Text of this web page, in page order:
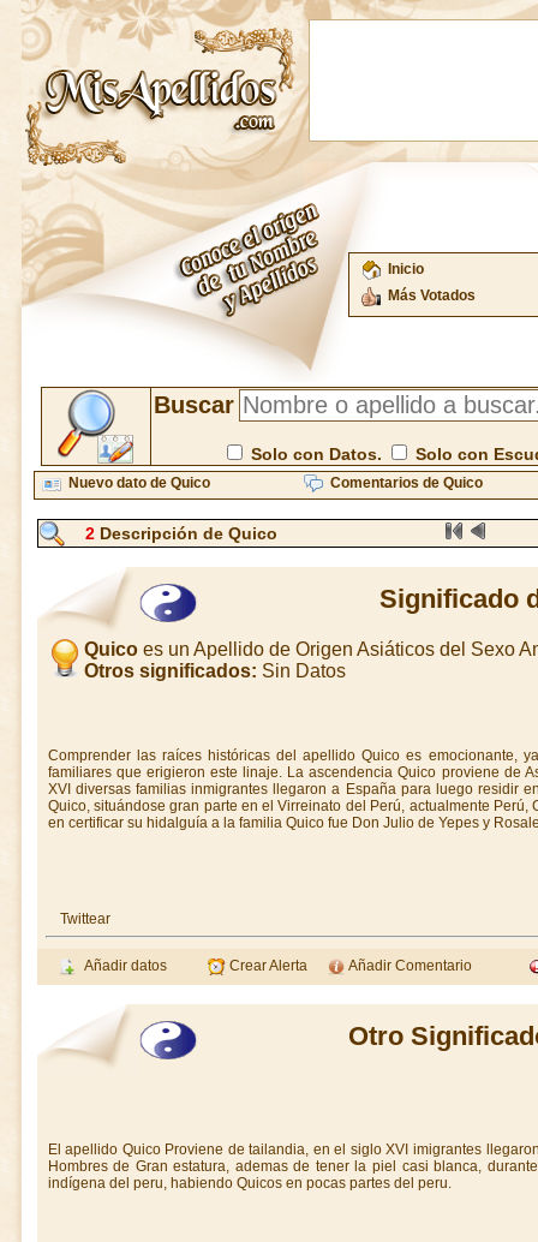
Inicio
Más Votados
Buscar
Solo con Datos. Solo con
Nuevo dato de Quico Comentarios de Quico
2 Descripción de Quico
Significado
Quicoes un Apellido de Origen Asiáticos del Sexo
Otros significados: Sin Datos
Comprender las raíces históricas del apellido Quico es emocionante,
familiares que erigieron este linaje. La ascendencia Quico proviene de
XVI diversas familias inmigrantes llegaron a España para luego residir
Quico, situándose gran parte en el Virreinato del Perú, actualmente Perú,
en certificar su hidalguía a la familia Quico fue Don Julio de Yepes y
Twittear
Añadir datos Crear Alerta Añadir Comentario
Otro
El apellido Quico Proviene de tailandia, en el siglo XVI imigrantes
Hombres de Gran estatura, ademas de tener la piel casi blanca,
indígena del peru, habiendo Quicos en pocas partes del peru.